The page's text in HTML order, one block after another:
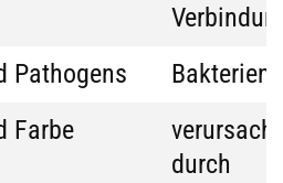
Pathogens
Farbe
verursacht
durch